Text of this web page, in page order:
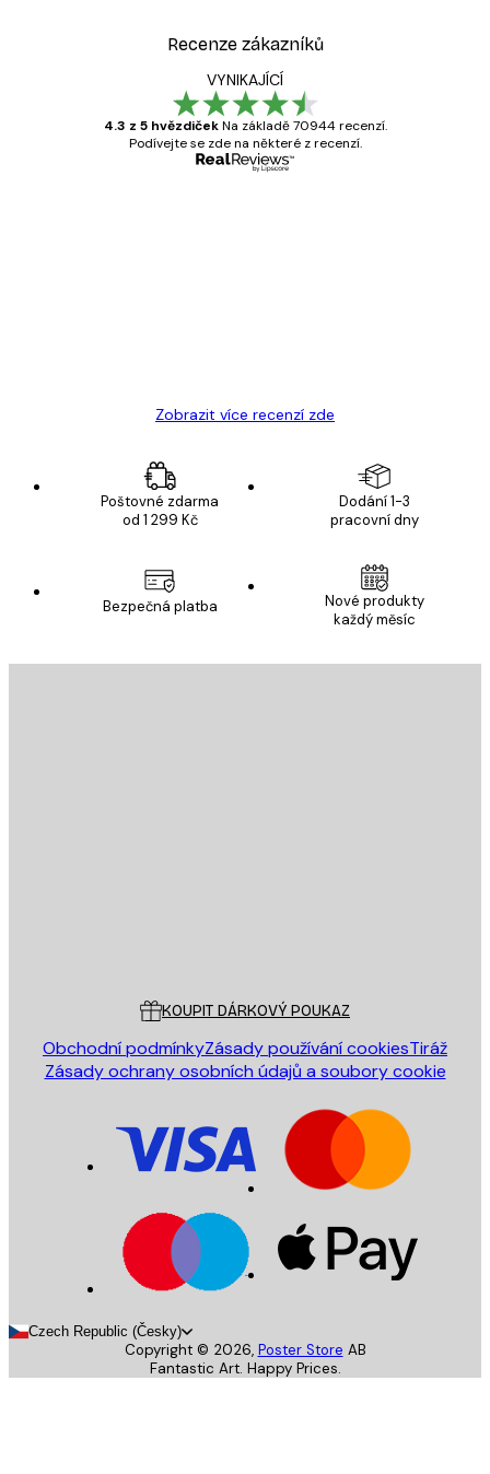
Recenze zákazníků
VYNIKAJÍCÍ
4.3 z 5 hvězdiček Na základě 70944 recenzí.
Podívejte se zde na některé z recenzí.
Zobrazit více recenzí zde
Poštovné zdarma
od 1 299 Kč
Dodání 1-3
pracovní dny
Bezpečná platba
Nové produkty
každý měsíc
KOUPIT DÁRKOVÝ POUKAZ
Obchodní podmínkyZásady používání cookiesTiráž
Zásady ochrany osobních údajů a soubory cookie
Czech Republic (Česky)
Copyright © 2026, Poster Store AB
Fantastic Art. Happy Prices.